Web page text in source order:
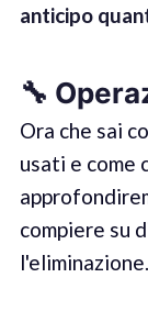
anticipo
🔧 Opera
Ora che sai
usati e come
compiere su
l'eliminazione.